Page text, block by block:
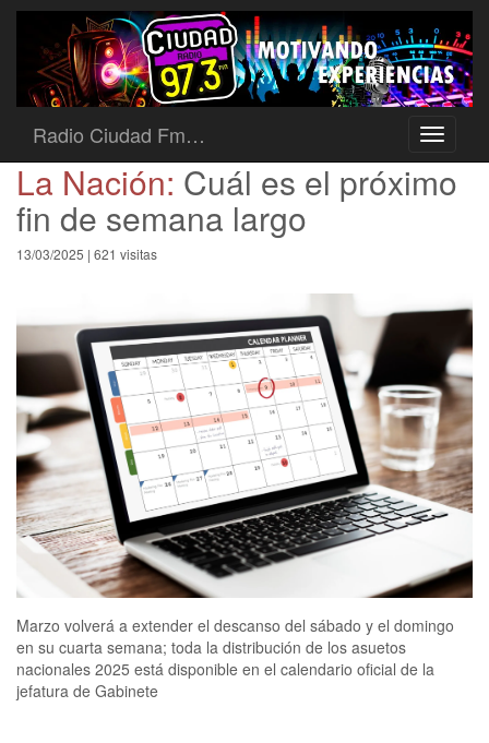
Toggle
Radio Ciudad Fm…
La Nación: Cuál es el próximo
fin de semana largo
13/03/2025 | 621 visitas
Marzo volverá a extender el descanso del sábado y el domingo
en su cuarta semana; toda la distribución de los asuetos
nacionales 2025 está disponible en el calendario oficial de la
jefatura de Gabinete